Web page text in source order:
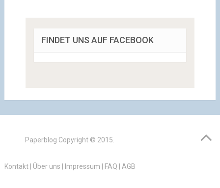
FINDET UNS AUF FACEBOOK
Paperblog Copyright © 2015.
Kontakt| Über uns Impressum FAQ AGB